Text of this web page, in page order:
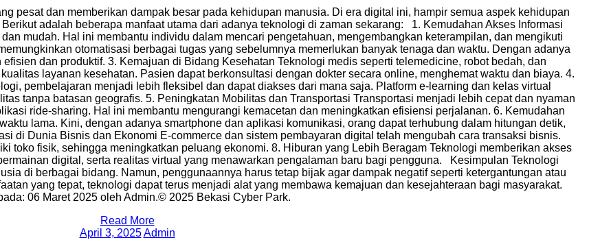
pesat dan memberikan dampak besar pada kehidupan manusia. Di era digital ini, hampir semua aspek kehidupan
adalah beberapa manfaat utama dari adanya teknologi di zaman sekarang: 1. Kemudahan Akses Informasi
mudah. Hal ini membantu individu dalam mencari pengetahuan, mengembangkan keterampilan, dan mengikuti
otomatisasi berbagai tugas yang sebelumnya memerlukan banyak tenaga dan waktu. Dengan adanya
dan produktif. 3. Kemajuan di Bidang Kesehatan Teknologi medis seperti telemedicine, robot bedah, dan
layanan kesehatan. Pasien dapat berkonsultasi dengan dokter secara online, menghemat waktu dan biaya. 4.
pembelajaran menjadi lebih fleksibel dan dapat diakses dari mana saja. Platform e-learning dan kelas virtual
tanpa batasan geografis. 5. Peningkatan Mobilitas dan Transportasi Transportasi menjadi lebih cepat dan nyaman
ride-sharing. Hal ini membantu mengurangi kemacetan dan meningkatkan efisiensi perjalanan. 6. Kemudahan
lama. Kini, dengan adanya smartphone dan aplikasi komunikasi, orang dapat terhubung dalam hitungan detik,
di Dunia Bisnis dan Ekonomi E-commerce dan sistem pembayaran digital telah mengubah cara transaksi bisnis.
toko fisik, sehingga meningkatkan peluang ekonomi. 8. Hiburan yang Lebih Beragam Teknologi memberikan akses
digital, serta realitas virtual yang menawarkan pengalaman baru bagi pengguna. Kesimpulan Teknologi
di berbagai bidang. Namun, penggunaannya harus tetap bijak agar dampak negatif seperti ketergantungan atau
yang tepat, teknologi dapat terus menjadi alat yang membawa kemajuan dan kesejahteraan bagi masyarakat.
06 Maret 2025 oleh Admin.© 2025 Bekasi Cyber Park.
Read More
March 4, 2025
April 3, 2025 Admin